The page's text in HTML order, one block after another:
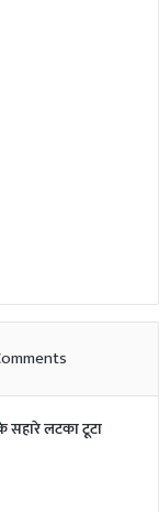
सहारे लटका टूटा